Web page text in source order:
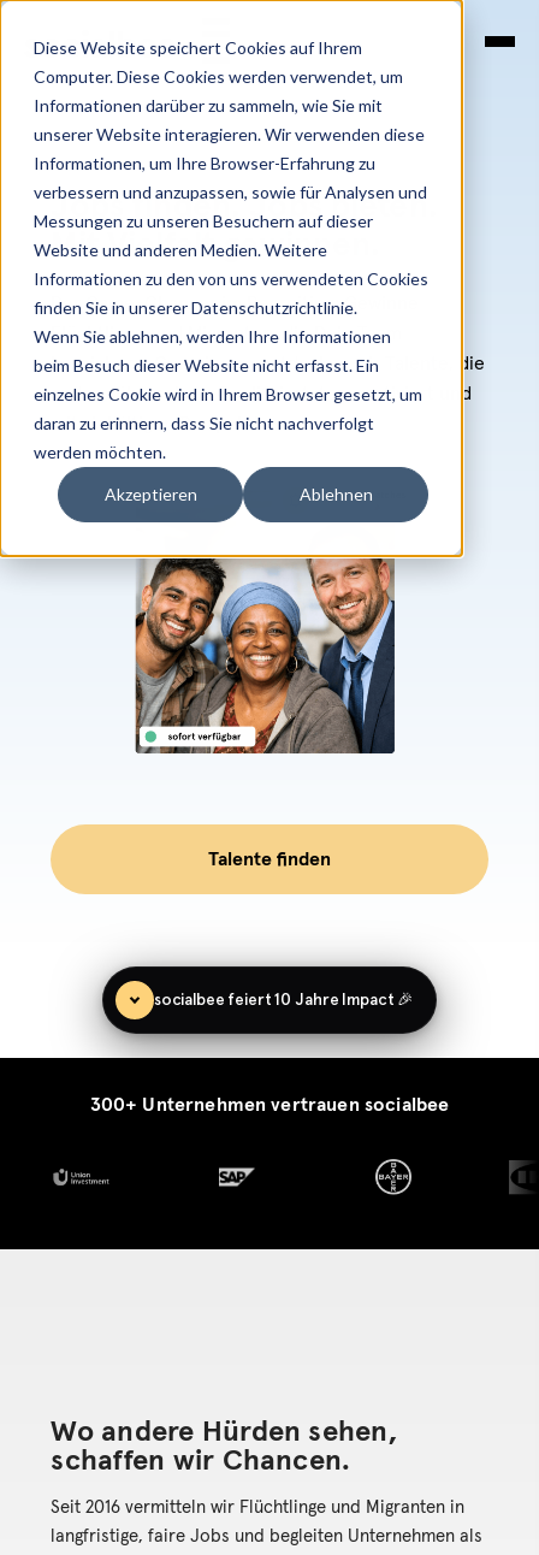
Diese Website speichert Cookies auf Ihrem
Computer. Diese Cookies werden verwendet, um
Informationen darüber zu sammeln, wie Sie mit
unserer Website interagieren. Wir verwenden diese
Informationen, um Ihre Browser-Erfahrung zu
verbessern und anzupassen, sowie für Analysen und
Messungen zu unseren Besuchern auf dieser
Website und anderen Medien. Weitere
Informationen zu den von uns verwendeten Cookies
finden Sie in unserer Datenschutzrichtlinie.
Wenn Sie ablehnen, werden Ihre Informationen
beim Besuch dieser Website nicht erfasst. Ein
einzelnes Cookie wird in Ihrem Browser gesetzt, um
daran zu erinnern, dass Sie nicht nachverfolgt
werden möchten.
Akzeptieren Ablehnen
SKIP
Jobs finden. Jobs bieten.
Mit Vielfalt gewinnen.
Der Game-Changer im Recruiting: Gewinne
Flüchtlinge und Migranten, die Dein Team
bereichern. Gemeinsam entdecken wir Talente, die
andere übersehen. Qualifiziert, top-motiviert und
mit vielfältigen Perspektiven.
Talente finden
socialbee feiert 10 Jahre Impact 🎉
Was 2015 als Antwort auf die großen
Fluchtbewegungen begann, ist heute eine
der erfolgreichsten Organisationen für
nachhaltige Arbeitsmarktintegration in
300+ Unternehmen vertrauen socialbee
Wo andere Hürden sehen,
schaffen wir Chancen.
Seit 2016 vermitteln wir Flüchtlinge und Migranten in
langfristige, faire Jobs und begleiten Unternehmen als